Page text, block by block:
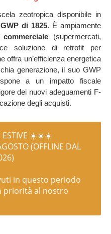
zeotropica disponibile in
GWP di 1825. È ampiamente
(supermercati,
soluzione di retrofit per
offra un’efficienza energetica
generazione, il suo GWP
a un impatto fiscale
dei nuovi adeguamenti F-
degli acquisti.
ESTIVE ☀️☀️☀️
(OFFLINE DAL
in questo periodo
priorità al nostro